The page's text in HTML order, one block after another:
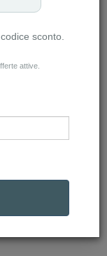
sconto.
attive.